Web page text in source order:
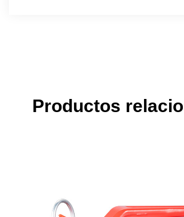
Productos